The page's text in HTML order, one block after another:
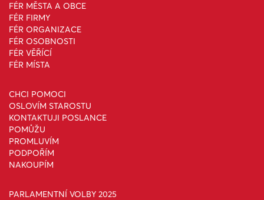
FÉR MĚSTA A OBCE
FÉR FIRMY
FÉR ORGANIZACE
FÉR OSOBNOSTI
FÉR VĚŘÍCÍ
FÉR MÍSTA
CHCI POMOCI
OSLOVÍM STAROSTU
KONTAKTUJI POSLANCE
POMŮŽU
PROMLUVÍM
PODPOŘÍM
NAKOUPÍM
PARLAMENTNÍ VOLBY 2025